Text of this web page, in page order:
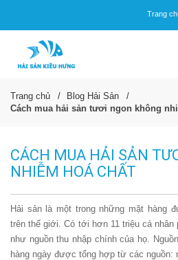
Trang
Trang chủ
Blog Hải Sản
Cách mua hải sản tươi ngon không
CÁCH MUA HẢI SẢN
NHIỄM HOÁ CHẤT
Hải sản là một trong những mặt hàng
trên thế giới. Có tới hơn 11 triệu cá nhân
như nguồn thu nhập chính của họ.
hàng ngày được tổng hợp từ các nguồn: